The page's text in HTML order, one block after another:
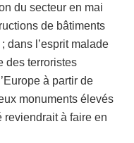
du secteur en mai
de bâtiments
dans l’esprit malade
des terroristes
à partir de
monuments élevés
reviendrait à faire en